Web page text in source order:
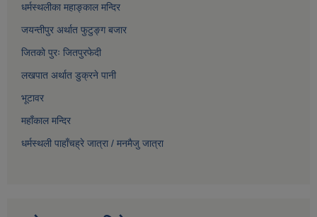
धर्मस्थलीका महाङ्काल मन्दिर
जयन्तीपुर अर्थात फुटुङ्ग बजार
जितको पुरः जितपुरफेदी
लखपात अर्थात डुक्रने पानी
भूटावर
महाँकाल मन्दिर
धर्मस्थली पाहाँचह्रे जात्रा / मनमैजु जात्रा